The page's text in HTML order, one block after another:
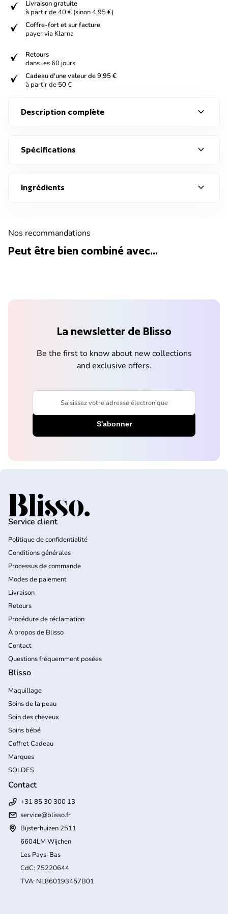
verified
Livraison gratuite
à partir de 40 € (sinon 4,95 €)
verified
Coffre-fort et sur facture
payer via Klarna
verified
Retours
dans les 60 jours
verified
Cadeau d'une valeur de 9,95 €
à partir de 50 €
Description complète expand_more
Spécifications expand_more
Ingrédients expand_more
Nos recommandations
Peut être bien combiné avec...
La newsletter de Blisso
Be the first to know about new collections
and exclusive offers.
Saisissez votre adresse électronique
Accueil
Service client
Politique de confidentialité
Conditions générales
Processus de commande
Modes de paiement
Livraison
Retours
Procédure de réclamation
À propos de Blisso
Contact
Questions fréquemment posées
Blisso
Maquillage
Soins de la peau
Soin des cheveux
Soins bébé
Coffret Cadeau
Marques
SOLDES
Contact
+31 85 30 300 13
service@blisso.fr
Bijsterhuizen 2511
6604LM Wijchen
Les Pays-Bas
CdC: 75220644
TVA: NL860193457B01